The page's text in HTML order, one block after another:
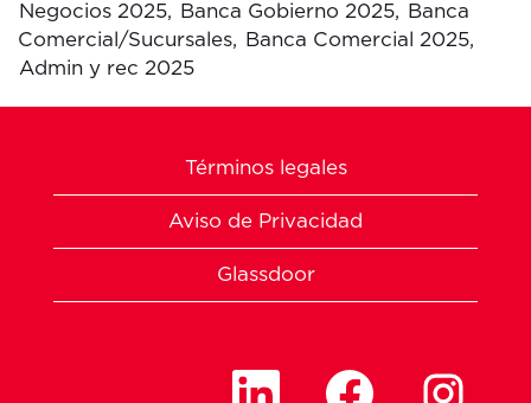
Negocios 2025,
Banca Gobierno 2025,
Banca
Comercial/Sucursales,
Banca Comercial 2025,
Admin y rec 2025
Términos legales
Aviso de Privacidad
Glassdoor
S
S
e
S